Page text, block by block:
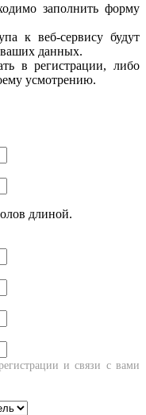
заполнить форму
к веб-сервису будут
ваших данных.
в регистрации, либо
усмотрению.
длиной.
и связи с вами